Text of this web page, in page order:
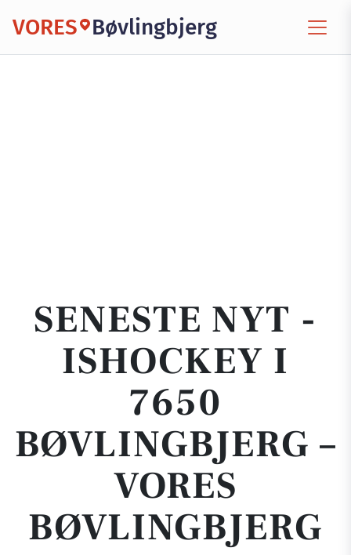
VORES Bøvlingbjerg
SENESTE NYT -
ISHOCKEY I
7650
BØVLINGBJERG –
VORES
BØVLINGBJERG